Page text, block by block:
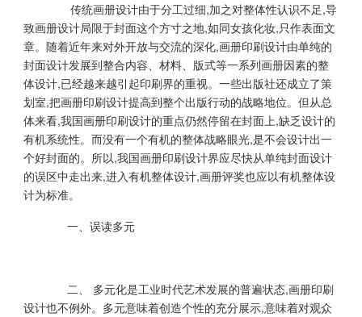
传统画册设计由于分工过细,加之对整体性认识不足,导
致画册设计局限于封面这个方寸之地,如同女孩化妆,只作表面文
章。随着近年来对外开放与交流的深化,画册印刷设计由单纯的
封面设计发展到整合内容、材料、版式等一系列画册因素的整
体设计,已经越来越引起印刷界的重视。一些出版社还成立了策
划室,把画册印刷设计提高到整个出版行动的战略地位。但从总
体来看,我国画册印刷设计的重点仍然停留在封面上,缺乏设计的
有机系统性。而没有一个有机的整体战略眼光,是不会设计出一
个好封面的。所以,我国画册印刷设计界应尽快从单纯封面设计
的误区中走出来,进入有机整体设计,画册评奖也应以有机整体设
计为标准。
一、误读多元
二、 多元化是工业时代艺术发展的普遍状态,画册印刷
设计也不例外。多元意味着创造个性的充分展示,意味着对观众